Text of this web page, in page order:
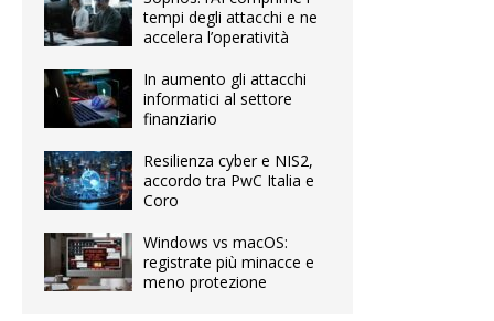
tempi degli attacchi e ne
accelera l’operatività
In aumento gli attacchi
informatici al settore
finanziario
Resilienza cyber e NIS2,
accordo tra PwC Italia e
Coro
Windows vs macOS:
registrate più minacce e
meno protezione